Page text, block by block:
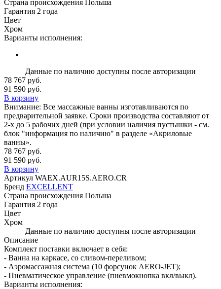
Страна происхождения Польша
Гарантия 2 года
Цвет
Хром
Варианты исполнения:
Данные по наличию доступны после авторизации
78 767 руб.
91 590 руб.
В корзину
Внимание: Все массажные ванны изготавливаются по
предварительной заявке. Сроки производства составляют от
2-х до 5 рабочих дней (при условии наличия пустышки - см.
блок "информация по наличию" в разделе «Акриловые
ванны».
78 767 руб.
91 590 руб.
В корзину
Артикул WAEX.AUR15S.AERO.CR
Бренд EXCELLENT
Страна происхождения Польша
Гарантия 2 года
Цвет
Хром
Данные по наличию доступны после авторизации
Описание
Комплект поставки включает в себя:
- Ванна на каркасе, со сливом-переливом;
- Аэромассажная система (10 форсунок AERO-JET);
- Пневматическое управление (пневмокнопка вкл/выкл).
Варианты исполнения: